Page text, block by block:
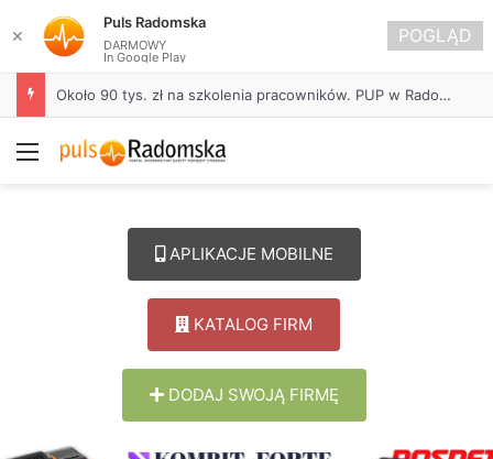
Około 90 tys. zł na szkolenia pracowników. PUP w Radomsku ogłasza nabór wniosków
Menu
APLIKACJE MOBILNE
KATALOG FIRM
DODAJ SWOJĄ FIRMĘ
✕
Puls Radomska
DARMOWY
In Google Play
POGLĄD